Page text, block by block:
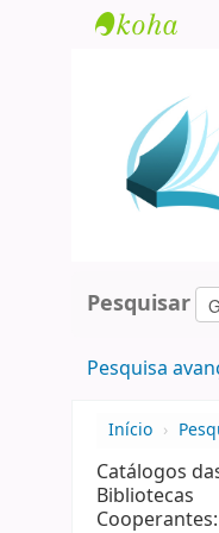
Agamenon
Pesquisar
Pesquisa
Início ›
Catálogos
Bibliotecas
Cooperantes: